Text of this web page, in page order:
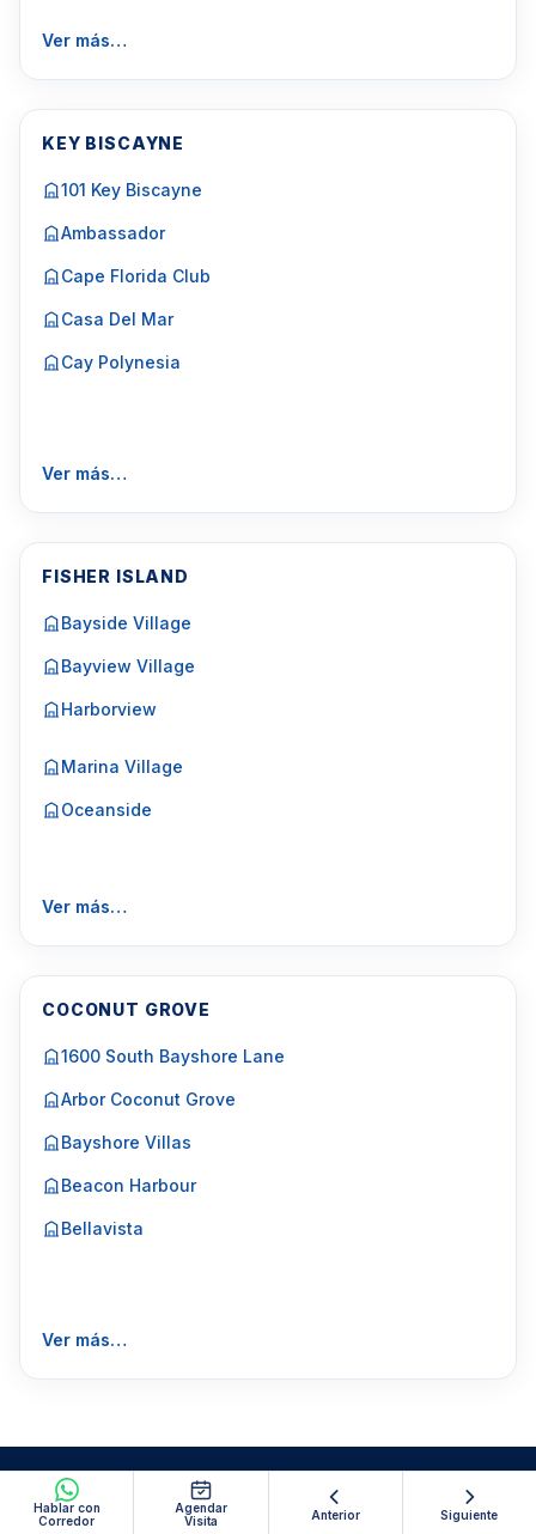
Hablar con
Corredor
Agendar
Visita
Anterior Siguiente
Ver más…
KEY BISCAYNE
101 Key Biscayne
Ambassador
Cape Florida Club
Casa Del Mar
Cay Polynesia
Ver más…
FISHER ISLAND
Bayside Village
Bayview Village
Harborview
Marina Village
Oceanside
Ver más…
COCONUT GROVE
1600 South Bayshore Lane
Arbor Coconut Grove
Bayshore Villas
Beacon Harbour
Bellavista
Ver más…